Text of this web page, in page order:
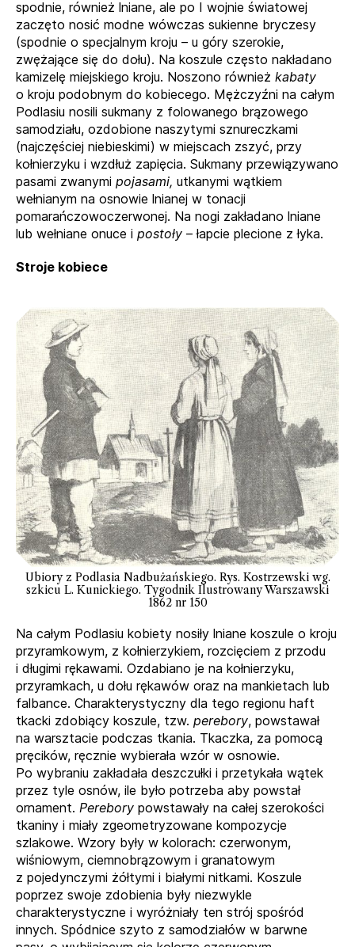
spodnie, również lniane, ale po I wojnie światowej
zaczęto nosić modne wówczas sukienne bryczesy
(spodnie o specjalnym kroju – u góry szerokie,
zwężające się do dołu). Na koszule często nakładano
kamizelę miejskiego kroju. Noszono również kabaty
o kroju podobnym do kobiecego. Mężczyźni na całym
Podlasiu nosili sukmany z folowanego brązowego
samodziału, ozdobione naszytymi sznureczkami
(najczęściej niebieskimi) w miejscach zszyć, przy
kołnierzyku i wzdłuż zapięcia. Sukmany przewiązywano
pasami zwanymi pojasami, utkanymi wątkiem
wełnianym na osnowie lnianej w tonacji
pomarańczowoczerwonej. Na nogi zakładano lniane
lub wełniane onuce i postoły – łapcie plecione z łyka.
Stroje kobiece
Ubiory z Podlasia Nadbużańskiego. Rys. Kostrzewski wg.
szkicu L. Kunickiego. Tygodnik Ilustrowany Warszawski
1862 nr 150
Na całym Podlasiu kobiety nosiły lniane koszule o kroju
przyramkowym, z kołnierzykiem, rozcięciem z przodu
i długimi rękawami. Ozdabiano je na kołnierzyku,
przyramkach, u dołu rękawów oraz na mankietach lub
falbance. Charakterystyczny dla tego regionu haft
tkacki zdobiący koszule, tzw. perebory, powstawał
na warsztacie podczas tkania. Tkaczka, za pomocą
pręcików, ręcznie wybierała wzór w osnowie.
Po wybraniu zakładała deszczułki i przetykała wątek
przez tyle osnów, ile było potrzeba aby powstał
ornament. Perebory powstawały na całej szerokości
tkaniny i miały zgeometryzowane kompozycje
szlakowe. Wzory były w kolorach: czerwonym,
wiśniowym, ciemnobrązowym i granatowym
z pojedynczymi żółtymi i białymi nitkami. Koszule
poprzez swoje zdobienia były niezwykle
charakterystyczne i wyróżniały ten strój spośród
innych. Spódnice szyto z samodziałów w barwne